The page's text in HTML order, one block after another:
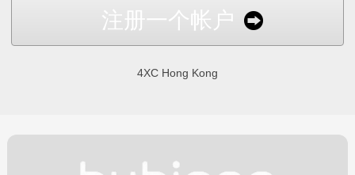
注册一个帐户
4XC Hong Kong